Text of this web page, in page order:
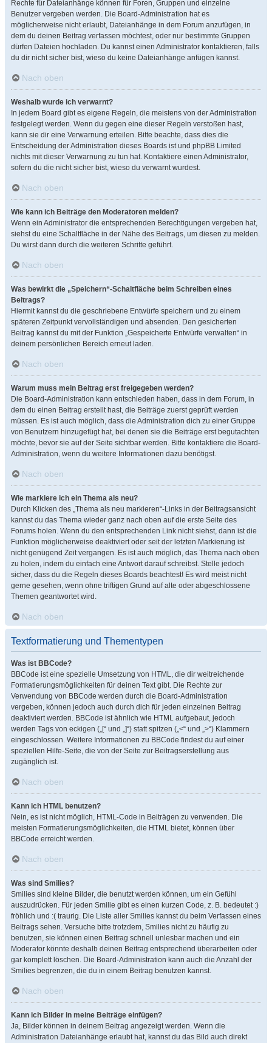
Rechte für Dateianhänge können für Foren, Gruppen und einzelne
Benutzer vergeben werden. Die Board-Administration hat es
möglicherweise nicht erlaubt, Dateianhänge in dem Forum anzufügen, in
dem du deinen Beitrag verfassen möchtest, oder nur bestimmte Gruppen
dürfen Dateien hochladen. Du kannst einen Administrator kontaktieren, falls
du dir nicht sicher bist, wieso du keine Dateianhänge anfügen kannst.
Nach oben
Weshalb wurde ich verwarnt?
In jedem Board gibt es eigene Regeln, die meistens von der Administration
festgelegt werden. Wenn du gegen eine dieser Regeln verstoßen hast,
kann sie dir eine Verwarnung erteilen. Bitte beachte, dass dies die
Entscheidung der Administration dieses Boards ist und phpBB Limited
nichts mit dieser Verwarnung zu tun hat. Kontaktiere einen Administrator,
sofern du die nicht sicher bist, wieso du verwarnt wurdest.
Nach oben
Wie kann ich Beiträge den Moderatoren melden?
Wenn ein Administrator die entsprechenden Berechtigungen vergeben hat,
siehst du eine Schaltfläche in der Nähe des Beitrags, um diesen zu melden.
Du wirst dann durch die weiteren Schritte geführt.
Nach oben
Was bewirkt die „Speichern“-Schaltfläche beim Schreiben eines
Beitrags?
Hiermit kannst du die geschriebene Entwürfe speichern und zu einem
späteren Zeitpunkt vervollständigen und absenden. Den gesicherten
Beitrag kannst du mit der Funktion „Gespeicherte Entwürfe verwalten“ in
deinem persönlichen Bereich erneut laden.
Nach oben
Warum muss mein Beitrag erst freigegeben werden?
Die Board-Administration kann entschieden haben, dass in dem Forum, in
dem du einen Beitrag erstellt hast, die Beiträge zuerst geprüft werden
müssen. Es ist auch möglich, dass die Administration dich zu einer Gruppe
von Benutzern hinzugefügt hat, bei denen sie die Beiträge erst begutachten
möchte, bevor sie auf der Seite sichtbar werden. Bitte kontaktiere die Board-
Administration, wenn du weitere Informationen dazu benötigst.
Nach oben
Wie markiere ich ein Thema als neu?
Durch Klicken des „Thema als neu markieren“-Links in der Beitragsansicht
kannst du das Thema wieder ganz nach oben auf die erste Seite des
Forums holen. Wenn du den entsprechenden Link nicht siehst, dann ist die
Funktion möglicherweise deaktiviert oder seit der letzten Markierung ist
nicht genügend Zeit vergangen. Es ist auch möglich, das Thema nach oben
zu holen, indem du einfach eine Antwort darauf schreibst. Stelle jedoch
sicher, dass du die Regeln dieses Boards beachtest! Es wird meist nicht
gerne gesehen, wenn ohne triftigen Grund auf alte oder abgeschlossene
Themen geantwortet wird.
Nach oben
Textformatierung und Thementypen
Was ist BBCode?
BBCode ist eine spezielle Umsetzung von HTML, die dir weitreichende
Formatierungsmöglichkeiten für deinen Text gibt. Die Rechte zur
Verwendung von BBCode werden durch die Board-Administration
vergeben, können jedoch auch durch dich für jeden einzelnen Beitrag
deaktiviert werden. BBCode ist ähnlich wie HTML aufgebaut, jedoch
werden Tags von eckigen („[“ und „]“) statt spitzen („<“ und „>“) Klammern
eingeschlossen. Weitere Informationen zu BBCode findest du auf einer
speziellen Hilfe-Seite, die von der Seite zur Beitragserstellung aus
zugänglich ist.
Nach oben
Kann ich HTML benutzen?
Nein, es ist nicht möglich, HTML-Code in Beiträgen zu verwenden. Die
meisten Formatierungsmöglichkeiten, die HTML bietet, können über
BBCode erreicht werden.
Nach oben
Was sind Smilies?
Smilies sind kleine Bilder, die benutzt werden können, um ein Gefühl
auszudrücken. Für jeden Smilie gibt es einen kurzen Code, z. B. bedeutet :)
fröhlich und :( traurig. Die Liste aller Smilies kannst du beim Verfassen eines
Beitrags sehen. Versuche bitte trotzdem, Smilies nicht zu häufig zu
benutzen, sie können einen Beitrag schnell unlesbar machen und ein
Moderator könnte deshalb deinen Beitrag entsprechend überarbeiten oder
gar komplett löschen. Die Board-Administration kann auch die Anzahl der
Smilies begrenzen, die du in einem Beitrag benutzen kannst.
Nach oben
Kann ich Bilder in meine Beiträge einfügen?
Ja, Bilder können in deinem Beitrag angezeigt werden. Wenn die
Administration Dateianhänge erlaubt hat, kannst du das Bild auch direkt